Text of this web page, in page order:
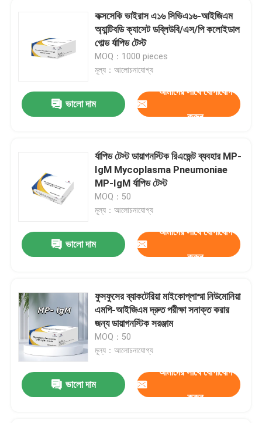
কক্সসেকি ভাইরাস এ১৬ সিভিএ১৬-আইজিএম
অ্যান্টিবডি ক্যাসেট ডব্লিউবি/এস/পি কলোইডাল
গোল্ড র্যাপিড টেস্ট
MOQ：1000 pieces
মূল্য：আলোচনাযোগ্য
ভালো দাম
আমাদের সাথে যোগাযোগ
করুন
র্যাপিড টেস্ট ডায়াগনস্টিক রিএজেন্ট ব্যবহার MP-
IgM Mycoplasma Pneumoniae
MP-IgM র্যাপিড টেস্ট
MOQ：50
মূল্য：আলোচনাযোগ্য
ভালো দাম
আমাদের সাথে যোগাযোগ
করুন
ফুসফুসের ব্যাকটেরিয়া মাইকোপ্লাস্মা নিউমোনিয়া
এমপি-আইজিএম দ্রুত পরীক্ষা সনাক্ত করার
জন্য ডায়াগনস্টিক সরঞ্জাম
MOQ：50
মূল্য：আলোচনাযোগ্য
ভালো দাম
আমাদের সাথে যোগাযোগ
করুন